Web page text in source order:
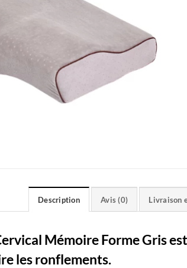
Description Avis (0) Livraison
Mémoire Forme Gris
les ronflements.